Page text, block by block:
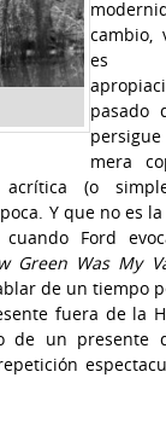
cambio,
es
pasado
mera
(o
Y que no es
Ford
Green Was My
de un tiempo
fuera de la
de un presente